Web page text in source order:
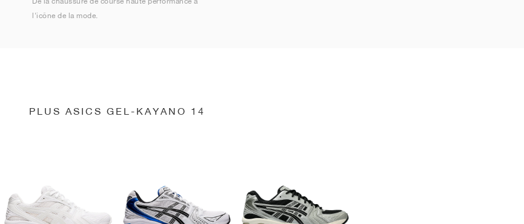
l'icône de la mode.
PLUS ASICS GEL-KAYANO 14